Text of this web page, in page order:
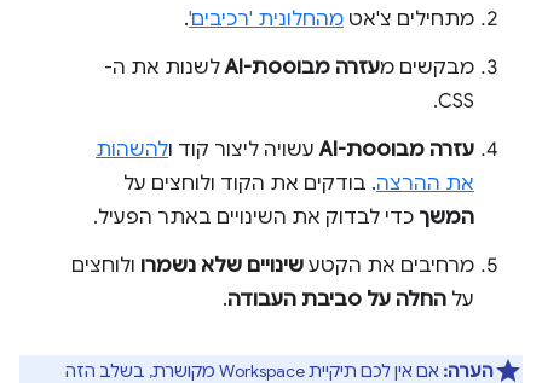
מתחילים צ'אט מהחלונית 'רכיבים'.
מבקשים מעזרה מבוססת-AI
לשנות את ה-
CSS.
עזרה מבוססת-AI
עשויה ליצור קוד ולהשהות
את ההרצה. בודקים את הקוד ולוחצים על
המשך כדי לבדוק את השינויים באתר הפעיל.
מרחיבים את הקטע שינויים שלא נשמרו ולוחצים
על החלה על סביבת העבודה.
הערה:
אם אין לכם תיקיית Workspace מקושרת, בשלב הזה